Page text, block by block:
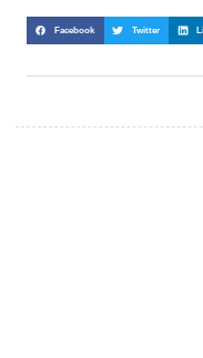
Facebook Twitter